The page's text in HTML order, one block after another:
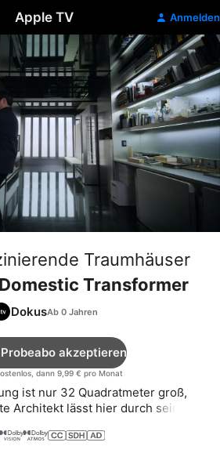
Apple TV Anmelden
Traumhäuser
Transformer
Dokus
dann 9,99 € pro Monat
akzeptieren
ist nur 32 Quadratmeter groß,
Architekt lässt hier durch seine